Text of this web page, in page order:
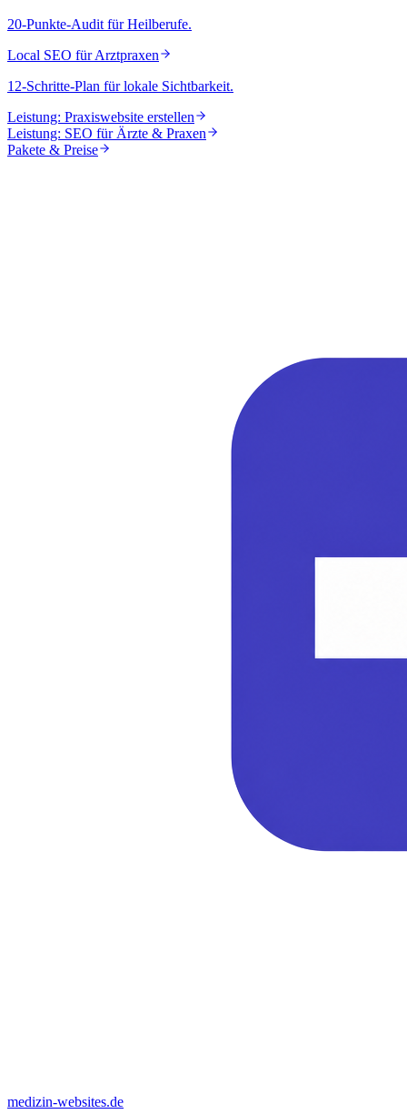
20-Punkte-Audit für Heilberufe.
Local SEO für Arztpraxen
12-Schritte-Plan für lokale Sichtbarkeit.
Leistung: Praxiswebsite erstellen
Leistung: SEO für Ärzte & Praxen
Pakete & Preise
medizin-websites.de